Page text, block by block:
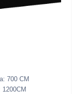
700 СМ
1200СМ